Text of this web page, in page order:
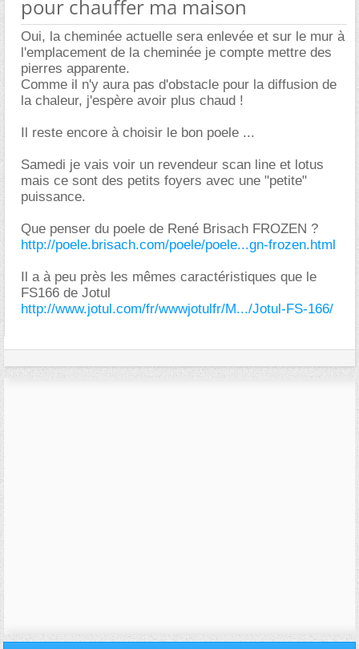
pour chauffer ma maison
Oui, la cheminée actuelle sera enlevée et sur le mur à
l'emplacement de la cheminée je compte mettre des
pierres apparente.
Comme il n'y aura pas d'obstacle pour la diffusion de
la chaleur, j'espère avoir plus chaud !
Il reste encore à choisir le bon poele ...
Samedi je vais voir un revendeur scan line et lotus
mais ce sont des petits foyers avec une "petite"
puissance.
Que penser du poele de René Brisach FROZEN ?
http://poele.brisach.com/poele/poele...gn-frozen.html
Il a à peu près les mêmes caractéristiques que le
FS166 de Jotul
http://www.jotul.com/fr/wwwjotulfr/M.../Jotul-FS-166/